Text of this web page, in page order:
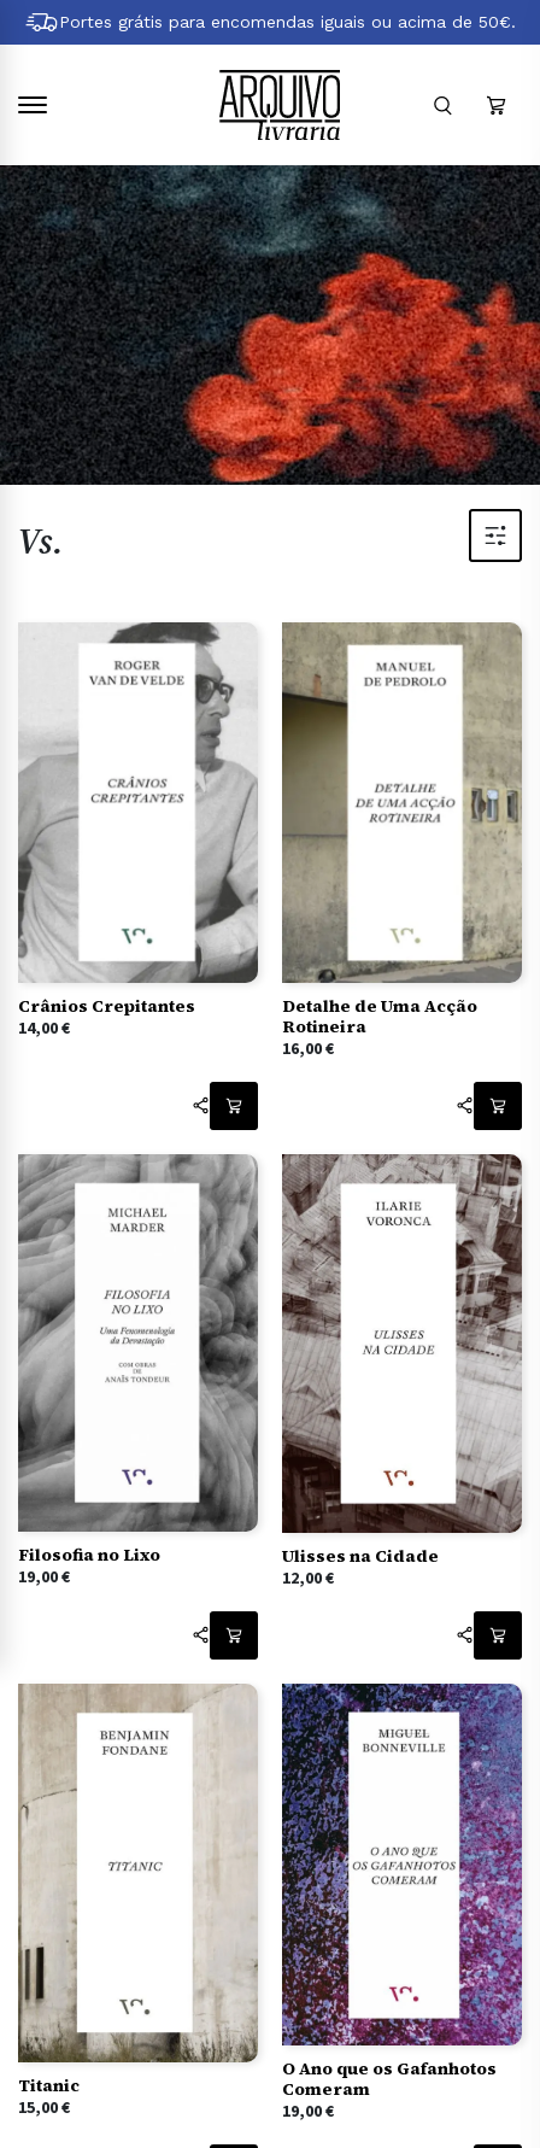
Pular
para
principal
Portes grátis para encomendas iguais ou acima de 50€.
Vs.
Crânios Crepitantes
14,00€
Detalhe de Uma Acção
Rotineira
16,00€
Filosofia no Lixo
19,00€
Ulisses na Cidade
12,00€
Titanic
15,00€
O Ano que os Gafanhotos
Comeram
19,00€